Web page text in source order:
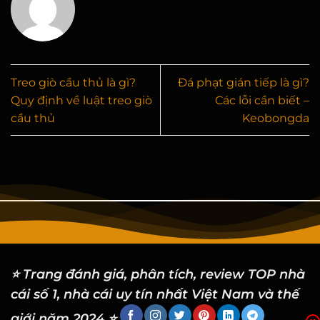
Treo giò cầu thủ là gì?
Quy định về luật treo giò
cầu thủ
Đá phạt gián tiếp là gì?
Các lỗi cần biết –
Keobongda
⭐ Trang đánh giá, phân tích, review TOP nhà
cái số 1, nhà cái uy tín nhất Việt Nam và thế